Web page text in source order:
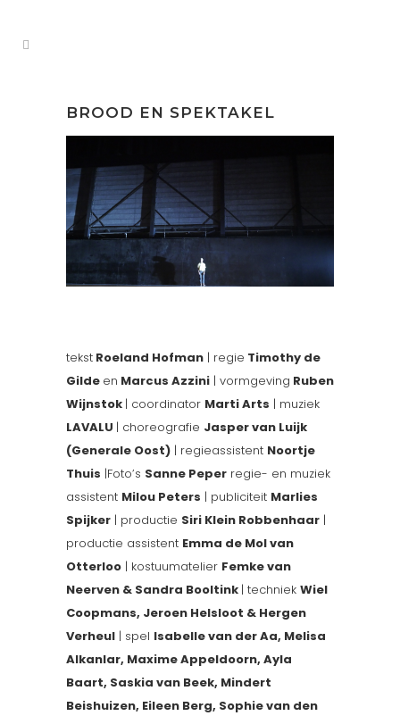
BROOD EN SPEKTAKEL
tekst Roeland Hofman | regie Timothy de
Gilde en Marcus Azzini | vormgeving Ruben
Wijnstok | coordinator Marti Arts | muziek
LAVALU | choreografie Jasper van Luijk
(Generale Oost) | regieassistent Noortje
Thuis |Foto’s Sanne Peper regie- en muziek
assistent Milou Peters | publiciteit Marlies
Spijker | productie Siri Klein Robbenhaar |
productie assistent Emma de Mol van
Otterloo | kostuumatelier Femke van
Neerven & Sandra Booltink | techniek Wiel
Coopmans, Jeroen Helsloot & Hergen
Verheul | spel Isabelle van der Aa, Melisa
Alkanlar, Maxime Appeldoorn, Ayla
Baart, Saskia van Beek, Mindert
Beishuizen, Eileen Berg, Sophie van den